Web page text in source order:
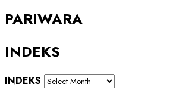
PARIWARA
INDEKS
INDEKS